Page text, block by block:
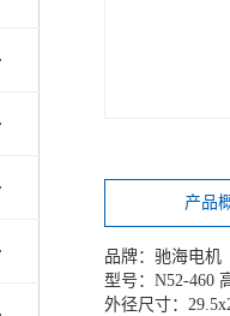
产品
品牌：驰海电机
型号：N52-460
外径尺寸：